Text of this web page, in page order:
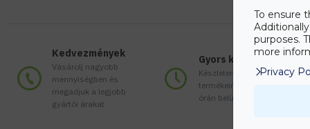
Kedvezmények
Vásárolj nagyobb
mennyiségben és
megadjuk a legjobb
gyártói árakat.
Gyors kiszállítás
Készleten lévő
termékeinket akár 24
órán belül megkaphatod!
To ensure
purposes.
more
Privacy